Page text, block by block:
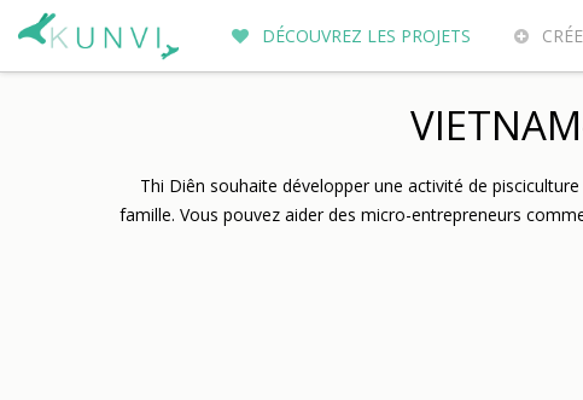
DÉCOUVREZ LES PROJETS
ENTREPRENEURS DU MONDE
Thi Diên souhaite développer une activité de
famille. Vous pouvez aider des micro-entrepreneurs